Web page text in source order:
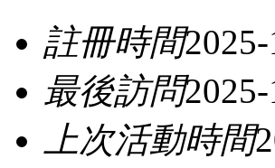
註冊時間
最後訪問
上次活動時間